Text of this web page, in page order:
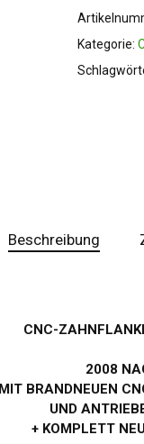
Kategorie:
Beschreibung
CNC-
2008
MIT BRANDNEUEN
UND
+ KOMPLETT